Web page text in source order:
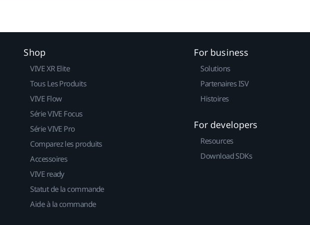
Shop
VIVE XR Elite
Tous Les Produits
VIVE Flow
Série VIVE Focus
Série VIVE Pro
Comparez les produits
Accessoires
VIVE ready
Statut de la commande
Aide à la commande
For business
Solutions
Partenaires ISV
Histoires
For developers
Resources
Download SDKs